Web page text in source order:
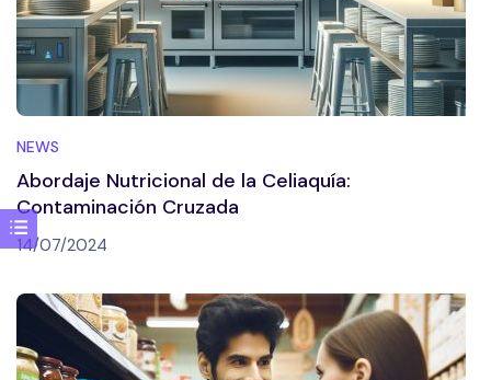
NEWS
Abordaje Nutricional de la Celiaquía:
Contaminación Cruzada
14/07/2024